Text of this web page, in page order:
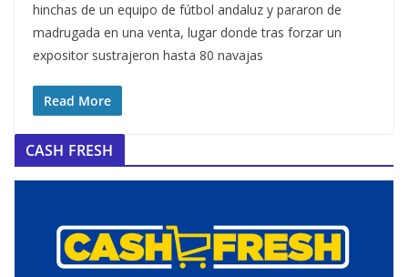
hinchas de un equipo de fútbol andaluz y pararon de
madrugada en una venta, lugar donde tras forzar un
expositor sustrajeron hasta 80 navajas
Read More
CASH FRESH